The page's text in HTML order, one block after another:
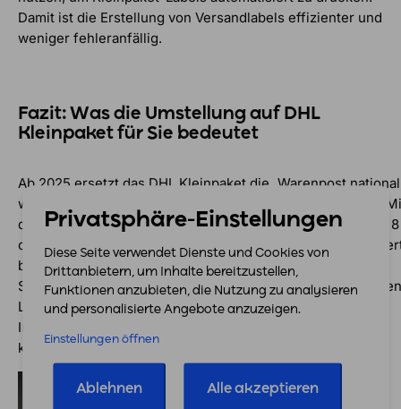
Damit ist die Erstellung von Versandlabels effizienter und
weniger fehleranfällig.
Fazit: Was die Umstellung auf DHL
Kleinpaket für Sie bedeutet
Ab 2025 ersetzt das DHL Kleinpaket die „Warenpost
was für Onlinehändler einige Änderungen mit sich bringt.
der Erhöhung der maximalen Höhe der Sendung von 5 auf 8
cm und der Einführung einer Haftung bis 20 Euro
bietet das DHL Kleinpaket nun mehr Flexibilität und
Sicherheit. Jedoch müssen Händler auch mit einer längeren
Lieferzeit von zwei Werktagen statt einem rechnen.
Insgesamt bleibt das Kleinpaket eine praktische und
kosteneffiziente Versandlösung für kleinformatige Waren.
Irina Emdina
Privatsphäre-Einstellungen
Diese Seite verwendet Dienste und Cookies von
Drittanbietern, um Inhalte bereitzustellen,
Funktionen anzubieten, die Nutzung zu analysieren
und personalisierte Angebote anzuzeigen.
Einstellungen öffnen
Ablehnen Alle akzeptieren